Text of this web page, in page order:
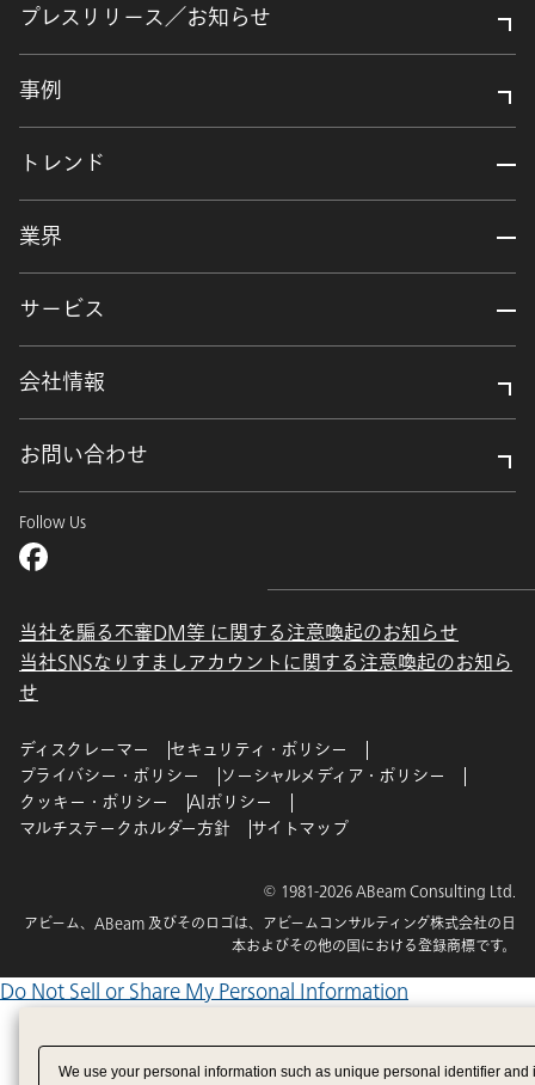
プレスリリース／お知らせ
事例
トレンド
業界
サービス
会社情報
お問い合わせ
Follow Us
当社を騙る不審DM等 に関する注意喚起のお知らせ
当社SNSなりすましアカウントに関する注意喚起のお知ら
せ
ディスクレーマー
セキュリティ・ポリシー
プライバシー・ポリシー
ソーシャルメディア・ポリシー
クッキー・ポリシー
AIポリシー
マルチステークホルダー方針
サイトマップ
© 1981-2026 ABeam Consulting Ltd.
アビーム、ABeam 及びそのロゴは、アビームコンサルティング株式会社の日
本およびその他の国における登録商標です。
Do Not Sell or Share My Personal Information
We use your personal information such as unique personal identifier